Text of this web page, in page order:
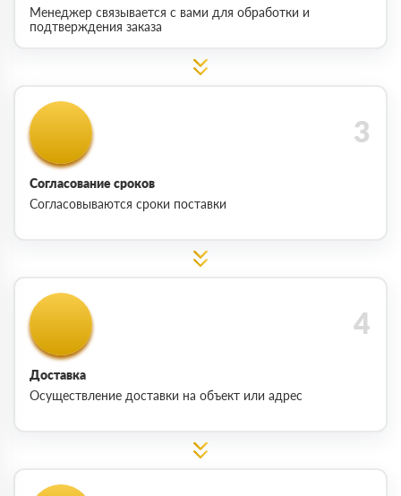
Менеджер связывается с вами для обработки и
подтверждения заказа
Согласование сроков
Согласовываются сроки поставки
Доставка
Осуществление доставки на объект или адрес